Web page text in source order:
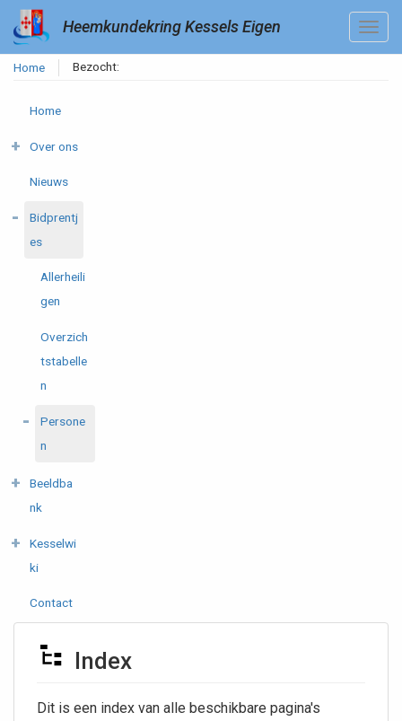
Heemkundekring Kessels Eigen
Home Bezocht:
Home
Over ons
Nieuws
Bidprentj
es
Allerheili
gen
Overzich
tstabelle
n
Persone
n
Beeldba
nk
Kesselwi
ki
Contact
Index
Dit is een index van alle beschikbare pagina's